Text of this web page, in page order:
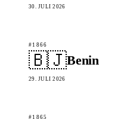
30. JULI 2026
#1866
🇧🇯Benin
29. JULI 2026
#1865